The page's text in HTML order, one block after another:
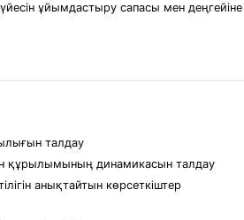
жүйесін ұйымдастыру сапасы мен
талдау
құрылымының динамикасын талдау
анықтайтын көрсеткіштер